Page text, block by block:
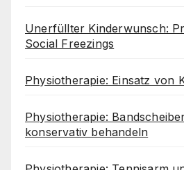
Unerfüllter Kinderwunsch:
Social Freezings
Physiotherapie: Einsatz von
Physiotherapie:
konservativ behandeln